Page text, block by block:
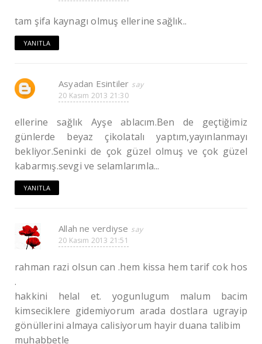
tam şifa kaynagı olmuş ellerine sağlık..
YANITLA
Asyadan Esintiler
20 Kasım 2013 21:30
ellerine sağlık Ayşe ablacım.Ben de geçtiğimiz
günlerde beyaz çikolatalı yaptım,yayınlanmayı
bekliyor.Seninki de çok güzel olmuş ve çok güzel
kabarmış.sevgi ve selamlarımla...
YANITLA
Allah ne verdiyse
20 Kasım 2013 21:51
rahman razi olsun can .hem kissa hem tarif cok hos
.
hakkini helal et. yogunlugum malum bacim
kimseciklere gidemiyorum arada dostlara ugrayip
gönüllerini almaya calisiyorum hayir duana talibim
muhabbetle